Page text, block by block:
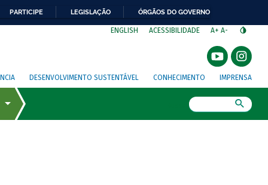
PARTICIPE LEGISLAÇÃO ÓRGÃOS DO GOVERNO
ENGLISH ACESSIBILIDADE A+ A-
DESENVOLVIMENTO SUSTENTÁVEL CONHECIMENTO IMPRENSA